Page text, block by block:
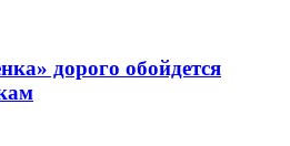
дорого обойдется